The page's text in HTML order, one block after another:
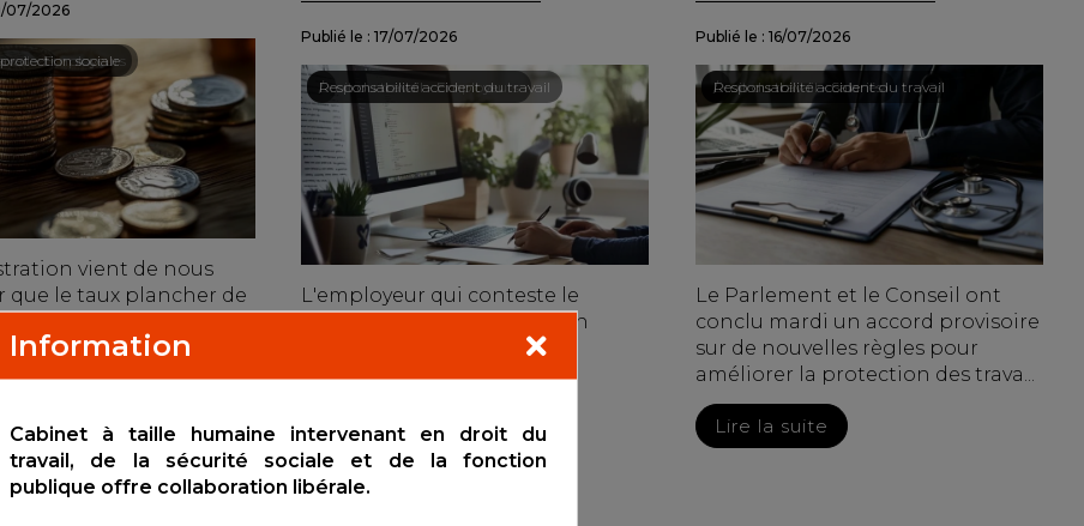
07/2026
- Employeurs
sociale
vient de nous
que le taux plancher de
versée à l’employeur
revalorisé, malg...
Publié le :17/07/2026
Droit du travail - Employeurs
/Responsabilité accident du travail
L'employeur qui conteste le
caractère professionnel d'un
accident du travail ne peut
utilement soutenir que
Lire la suite
Publié le : 16/07/2026
Droit du travail - Salariés
/Responsabilité accident du travail
Le Parlement et le Conseil ont
conclu mardi un accord provisoire
sur de nouvelles règles pour
améliorer la protection des trava...
Lire la suite
Information
Cabinet à taille humaine intervenant en droit du
travail, de la sécurité sociale et de la fonction
publique offre collaboration libérale.